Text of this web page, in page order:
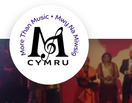
Pam?
Beth?
Pwy?
Adborth